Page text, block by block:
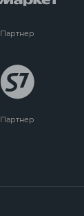
Партнер
Партнер